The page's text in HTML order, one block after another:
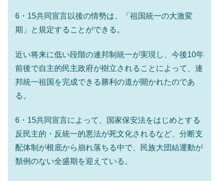
6・15共同宣言以後の情勢は、「祖国統一の大激変
期」と規定することができる。
近い将来に低い段階の連邦制統一が実現し、今後10年
前後で自主的民主政府が樹立されることによって、連
邦統一祖国を完成できる勝利の道が開かれたのであ
る。
6・15共同宣言によって、国家保安法をはじめとする
反民主的・反統一的悪法が死文化されるなど、分断支
配体制が根底から崩れ落ちる中で、民族大団結運動が
類例のない全盛期を迎えている。